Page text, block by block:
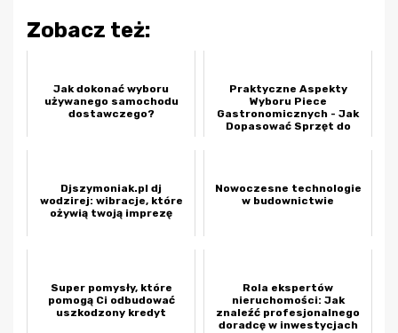
Zobacz też:
Jak dokonać wyboru
używanego samochodu
dostawczego?
Praktyczne Aspekty
Wyboru Piece
Gastronomicznych - Jak
Dopasować Sprzęt do
Djszymoniak.pl dj
wodzirej: wibracje, które
ożywią twoją imprezę
Nowoczesne technologie
w budownictwie
Super pomysły, które
pomogą Ci odbudować
uszkodzony kredyt
Rola ekspertów
nieruchomości: Jak
znaleźć profesjonalnego
doradcę w inwestycjach